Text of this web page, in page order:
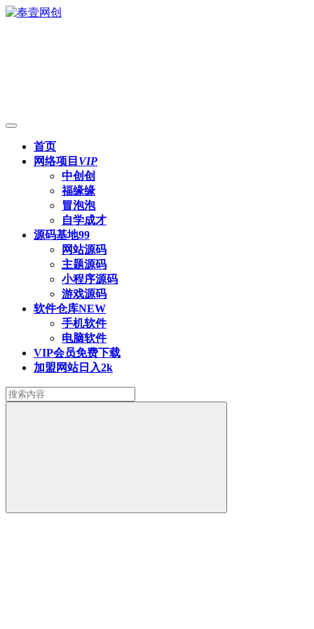
首页
网络项目 VIP
中创创
福缘缘
冒泡泡
自学成才
源码基地99
网站源码
主题源码
小程序源码
游戏源码
软件仓库NEW
手机软件
电脑软件
VIP会员免费下载
加盟网站日入2k